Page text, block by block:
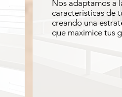
Nos adaptamos a
características de
creando una
que maximice tus